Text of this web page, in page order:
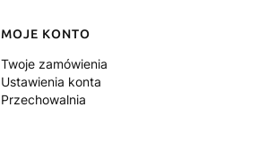
MOJE KONTO
Twoje zamówienia
Ustawienia konta
Przechowalnia